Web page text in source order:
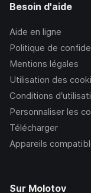
Besoin d'aide
Aide en ligne
Politique de
Mentions légales
Utilisation des
Conditions
Personnaliser les
Télécharger
Appareils
Sur Molotov